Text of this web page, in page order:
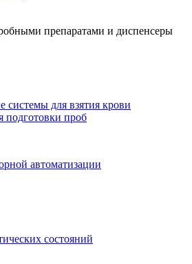
препаратами и диспенсеры
системы для взятия крови
подготовки проб
автоматизации
состояний